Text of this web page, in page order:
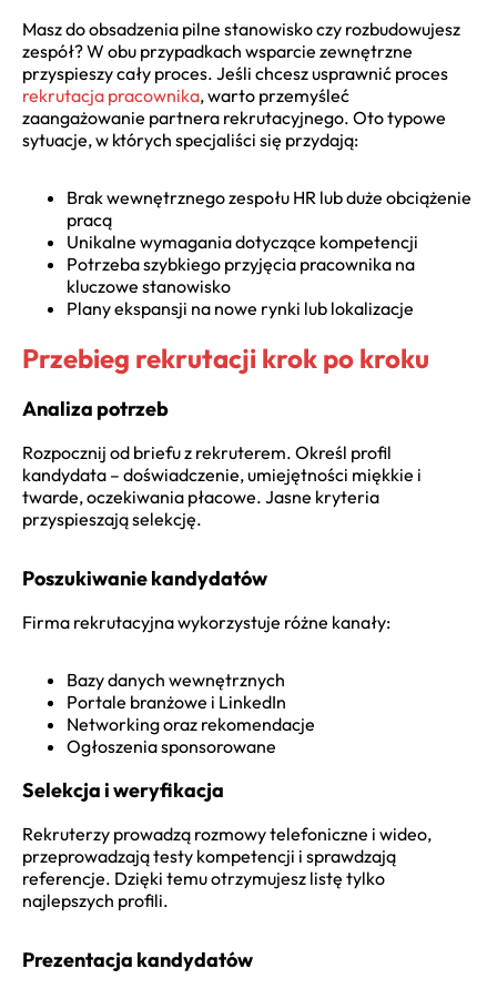
Masz do obsadzenia pilne stanowisko czy rozbudowujesz
zespół? W obu przypadkach wsparcie zewnętrzne
przyspieszy cały proces. Jeśli chcesz usprawnić proces
rekrutacja pracownika, warto przemyśleć
zaangażowanie partnera rekrutacyjnego. Oto typowe
sytuacje, w których specjaliści się przydają:
Brak wewnętrznego zespołu HR lub duże obciążenie
pracą
Unikalne wymagania dotyczące kompetencji
Potrzeba szybkiego przyjęcia pracownika na
kluczowe stanowisko
Plany ekspansji na nowe rynki lub lokalizacje
Przebieg rekrutacji krok po kroku
Analiza potrzeb
Rozpocznij od briefu z rekruterem. Określ profil
kandydata – doświadczenie, umiejętności miękkie i
twarde, oczekiwania płacowe. Jasne kryteria
przyspieszają selekcję.
Poszukiwanie kandydatów
Firma rekrutacyjna wykorzystuje różne kanały:
Bazy danych wewnętrznych
Portale branżowe i LinkedIn
Networking oraz rekomendacje
Ogłoszenia sponsorowane
Selekcja i weryfikacja
Rekruterzy prowadzą rozmowy telefoniczne i wideo,
przeprowadzają testy kompetencji i sprawdzają
referencje. Dzięki temu otrzymujesz listę tylko
najlepszych profili.
Prezentacja kandydatów